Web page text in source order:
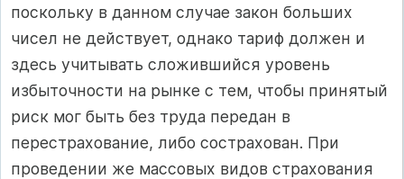
поскольку в данном случае закон больших
чисел не действует, однако тариф должен и
здесь учитывать сложившийся уровень
избыточности на рынке с тем, чтобы принятый
риск мог быть без труда передан в
перестрахование, либо сострахован. При
проведении же массовых видов страхования